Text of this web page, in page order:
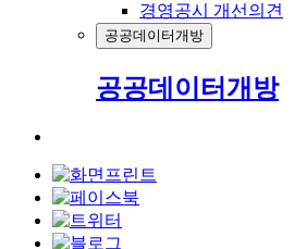
경영공시 개선의견
공공데이터개방
공공데이터개방